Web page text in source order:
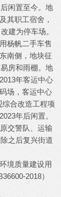
闲置至今。地
其职工宿舍，
建为停车场。
杨帆二手车售
南侧，地块征
房和雨棚。地
年客运中心
场，客运中心
合改造工程项
年后闲置。
交警队、运输
之后复兴街道
境质量建设用
2018）